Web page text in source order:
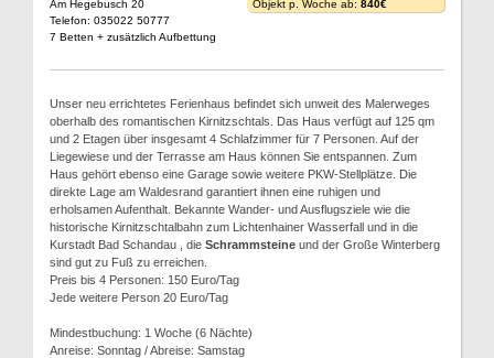
Am Hegebusch 20
Telefon: 035022 50777
7 Betten + zusätzlich Aufbettung
Objekt p. Woche ab: 840€
Unser neu errichtetes Ferienhaus befindet sich unweit des Malerweges
oberhalb des romantischen Kirnitzschtals. Das Haus verfügt auf 125 qm
und 2 Etagen über insgesamt 4 Schlafzimmer für 7 Personen. Auf der
Liegewiese und der Terrasse am Haus können Sie entspannen. Zum
Haus gehört ebenso eine Garage sowie weitere PKW-Stellplätze. Die
direkte Lage am Waldesrand garantiert ihnen eine ruhigen und
erholsamen Aufenthalt. Bekannte Wander- und Ausflugsziele wie die
historische Kirnitzschtalbahn zum Lichtenhainer Wasserfall und in die
Kurstadt Bad Schandau , die Schrammsteine und der Große Winterberg
sind gut zu Fuß zu erreichen.
Preis bis 4 Personen: 150 Euro/Tag
Jede weitere Person 20 Euro/Tag
Mindestbuchung: 1 Woche (6 Nächte)
Anreise: Sonntag / Abreise: Samstag